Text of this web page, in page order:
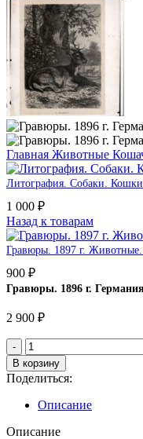
Главная Животные
Литография. Собаки.
1 000 ₽
Назад к товарам
Гравюры. 1897 г.
900 ₽
Гравюры. 1896 г.
2 900 ₽
Количество
товара
Гравюры.
1896
г.
Германия.
Охота
В корзину
Поделиться:
Описание
Описание